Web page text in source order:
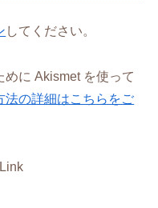
してください。
に Akismet を使って
法の詳細はこちらをご